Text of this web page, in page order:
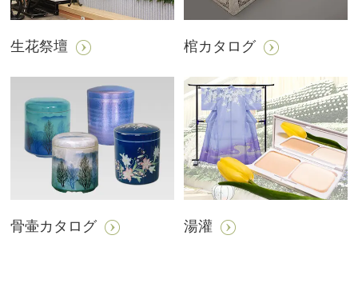
生花祭壇 棺カタログ
骨壷カタログ 湯灌